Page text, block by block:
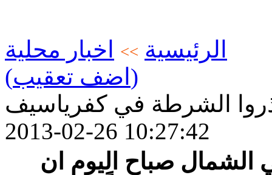
الرئيسية >>
اخبار محلية
(اضف تعقيب)
الشرطة في كفرياسيف
2013-02-26 10:27:42
الشمال صباح اليوم ان